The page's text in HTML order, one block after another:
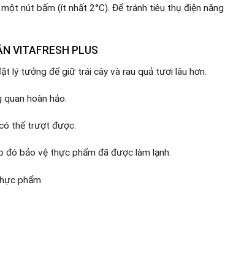
nút bấm (ít nhất 2°C). Để tránh tiêu thụ điện
VITAFRESH PLUS
lý tưởng để giữ trái cây và rau quả tươi lâu hơn.
hoàn hảo.
có thể trượt được.
đó bảo vệ thực phẩm đã được làm lạnh.
phẩm